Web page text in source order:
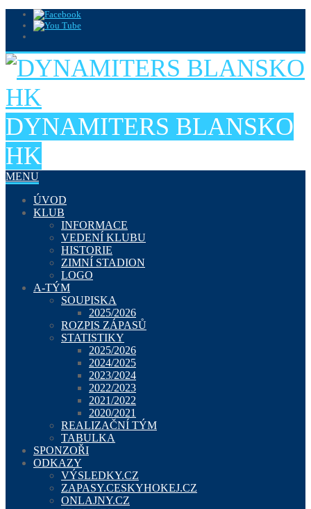
DYNAMITERS BLANSKO
HK
MENU
ÚVOD
KLUB
INFORMACE
VEDENÍ KLUBU
HISTORIE
ZIMNÍ STADION
LOGO
A-TÝM
SOUPISKA
2025/2026
ROZPIS ZÁPASŮ
STATISTIKY
2025/2026
2024/2025
2023/2024
2022/2023
2021/2022
2020/2021
REALIZAČNÍ TÝM
TABULKA
SPONZOŘI
ODKAZY
VÝSLEDKY.CZ
ZAPASY.CESKYHOKEJ.CZ
ONLAJNY.CZ